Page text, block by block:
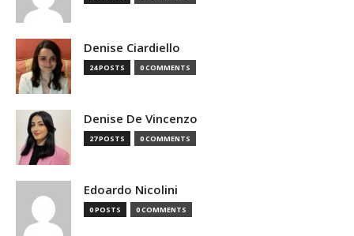
Denise Ciardiello
24 POSTS 0 COMMENTS
Denise De Vincenzo
27 POSTS 0 COMMENTS
Edoardo Nicolini
0 POSTS 0 COMMENTS